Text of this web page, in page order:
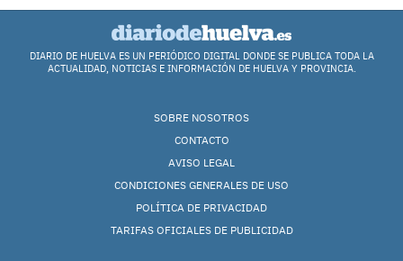
DIARIO DE HUELVA ES UN PERIÓDICO DIGITAL DONDE SE PUBLICA TODA LA
ACTUALIDAD, NOTICIAS E INFORMACIÓN DE HUELVA Y PROVINCIA.
SOBRE NOSOTROS
CONTACTO
AVISO LEGAL
CONDICIONES GENERALES DE USO
POLÍTICA DE PRIVACIDAD
TARIFAS OFICIALES DE PUBLICIDAD